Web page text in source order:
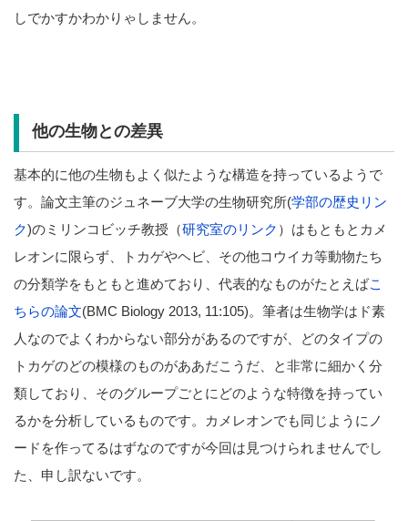
しでかすかわかりゃしません。
他の生物との差異
基本的に他の生物もよく似たような構造を持っているようで
す。論文主筆のジュネーブ大学の生物研究所(学部の歴史リン
ク)のミリンコビッチ教授（研究室のリンク ）はもともとカメ
レオンに限らず、トカゲやヘビ、その他コウイカ等動物たち
の分類学をもともと進めており、代表的なものがたとえばこ
ちらの論文(BMC Biology 2013, 11:105)。筆者は生物学はド素
人なのでよくわからない部分があるのですが、どのタイプの
トカゲのどの模様のものがああだこうだ、と非常に細かく分
類しており、そのグループごとにどのような特徴を持ってい
るかを分析しているものです。カメレオンでも同じようにノ
ードを作ってるはずなのですが今回は見つけられませんでし
た、申し訳ないです。